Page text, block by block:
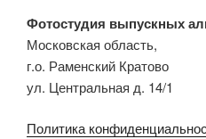
Фотостудия выпускных
Московская область,
г.о. Раменский Кратово
ул. Центральная д. 14/1
Политика